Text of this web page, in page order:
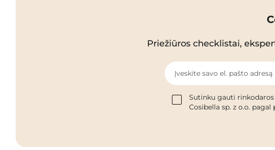
Priežiūros checklistai,
Įveskite savo el. pašto adresą
Sutinku gauti
Cosibella sp. z o.o. pagal